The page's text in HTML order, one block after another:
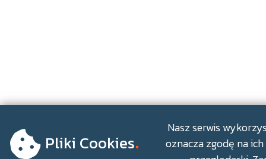
Pliki Cookies.
Nasz serwis
oznacza zgodę na